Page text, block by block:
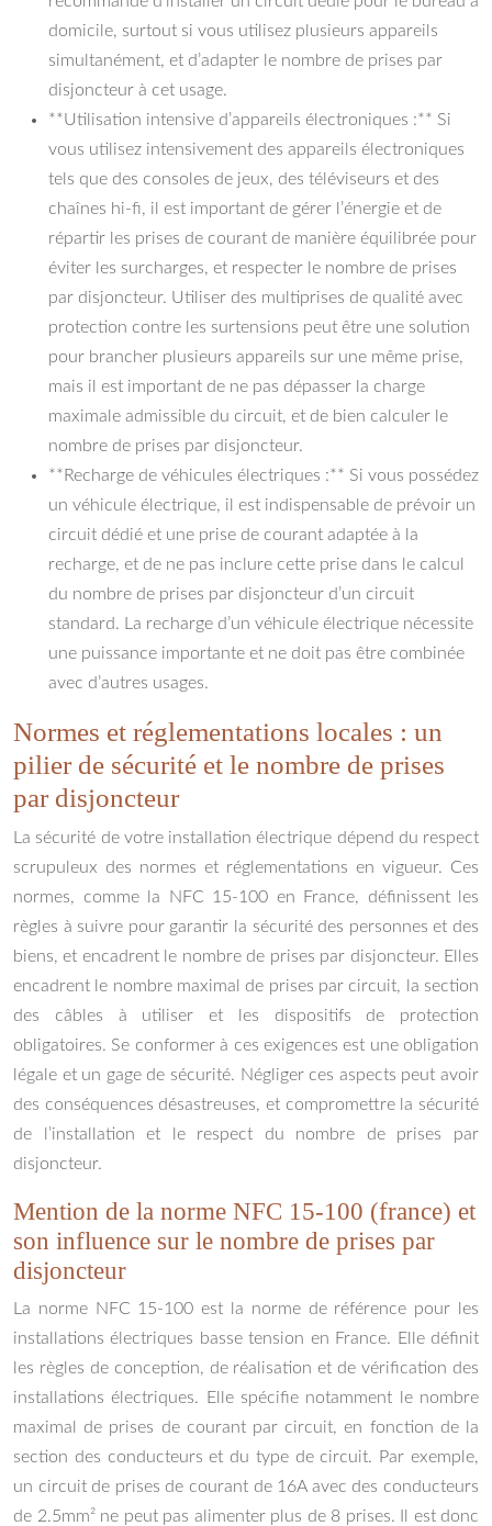
domicile, surtout si vous utilisez plusieurs appareils
simultanément, et d’adapter le nombre de prises par
disjoncteur à cet usage.
**Utilisation intensive d’appareils électroniques :** Si
vous utilisez intensivement des appareils électroniques
tels que des consoles de jeux, des téléviseurs et des
chaînes hi-fi, il est important de gérer l’énergie et de
répartir les prises de courant de manière équilibrée pour
éviter les surcharges, et respecter le nombre de prises
par disjoncteur. Utiliser des multiprises de qualité avec
protection contre les surtensions peut être une solution
pour brancher plusieurs appareils sur une même prise,
mais il est important de ne pas dépasser la charge
maximale admissible du circuit, et de bien calculer le
nombre de prises par disjoncteur.
**Recharge de véhicules électriques :** Si vous possédez
un véhicule électrique, il est indispensable de prévoir un
circuit dédié et une prise de courant adaptée à la
recharge, et de ne pas inclure cette prise dans le calcul
du nombre de prises par disjoncteur d’un circuit
standard. La recharge d’un véhicule électrique nécessite
une puissance importante et ne doit pas être combinée
avec d’autres usages.
Normes et réglementations locales : un
pilier de sécurité et le nombre de prises
par disjoncteur
La sécurité de votre installation électrique dépend du respect
scrupuleux des normes et réglementations en vigueur. Ces
normes, comme la NFC 15-100 en France, définissent les
règles à suivre pour garantir la sécurité des personnes et des
biens, et encadrent le nombre de prises par disjoncteur. Elles
encadrent le nombre maximal de prises par circuit, la section
des câbles à utiliser et les dispositifs de protection
obligatoires. Se conformer à ces exigences est une obligation
légale et un gage de sécurité. Négliger ces aspects peut avoir
des conséquences désastreuses, et compromettre la sécurité
de l’installation et le respect du nombre de prises par
disjoncteur.
Mention de la norme NFC 15-100 (france) et
son influence sur le nombre de prises par
disjoncteur
La norme NFC 15-100 est la norme de référence pour les
installations électriques basse tension en France. Elle définit
les règles de conception, de réalisation et de vérification des
installations électriques. Elle spécifie notamment le nombre
maximal de prises de courant par circuit, en fonction de la
section des conducteurs et du type de circuit. Par exemple,
un circuit de prises de courant de 16A avec des conducteurs
de 2.5mm² ne peut pas alimenter plus de 8 prises. Il est donc